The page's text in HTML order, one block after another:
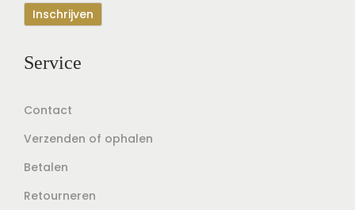
Service
Contact
Verzenden of ophalen
Betalen
Retourneren